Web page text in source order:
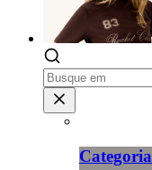
Categoria